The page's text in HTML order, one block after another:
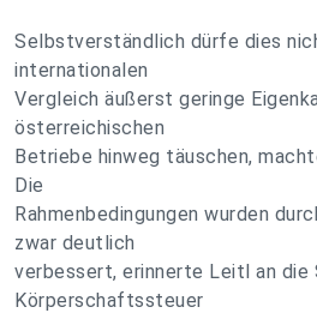
Selbstverständlich dürfe dies
internationalen
Vergleich äußerst geringe
österreichischen
Betriebe hinweg täuschen,
Die
Rahmenbedingungen wurden
zwar deutlich
verbessert, erinnerte Leitl an die
Körperschaftssteuer